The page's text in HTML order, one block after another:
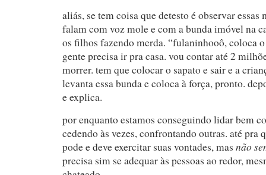
aliás, se tem coisa que detesto é observar essas
falam com voz mole e com a bunda imóvel na
os filhos fazendo merda. “fulaninhooô, coloca o
gente precisa ir pra casa. vou contar até 2
morrer. tem que colocar o sapato e sair e a
levanta essa bunda e coloca à força, pronto.
e explica.
por enquanto estamos conseguindo lidar bem
cedendo às vezes, confrontando outras. até pra
pode e deve exercitar suas vontades, mas não
precisa sim se adequar às pessoas ao redor,